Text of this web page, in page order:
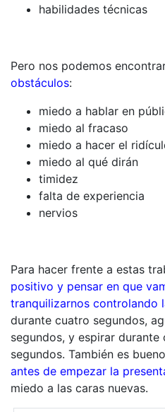
habilidades técnicas
Pero nos podemos
obstáculos:
miedo a hablar en
miedo al fracaso
miedo a hacer el
miedo al qué dirán
timidez
falta de experiencia
nervios
Para hacer frente a estas
positivo y pensar en que
tranquilizarnos controlando
durante cuatro segundos,
segundos, y espirar
segundos. También es bueno
antes de empezar la
miedo a las caras nuevas.